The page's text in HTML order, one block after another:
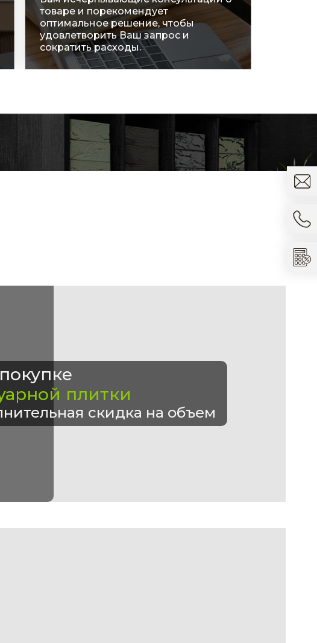
товаре и порекомендует
оптимальное решение, чтобы
удовлетворить Ваш запрос и
сократить расходы.
плитки
скидка на объем